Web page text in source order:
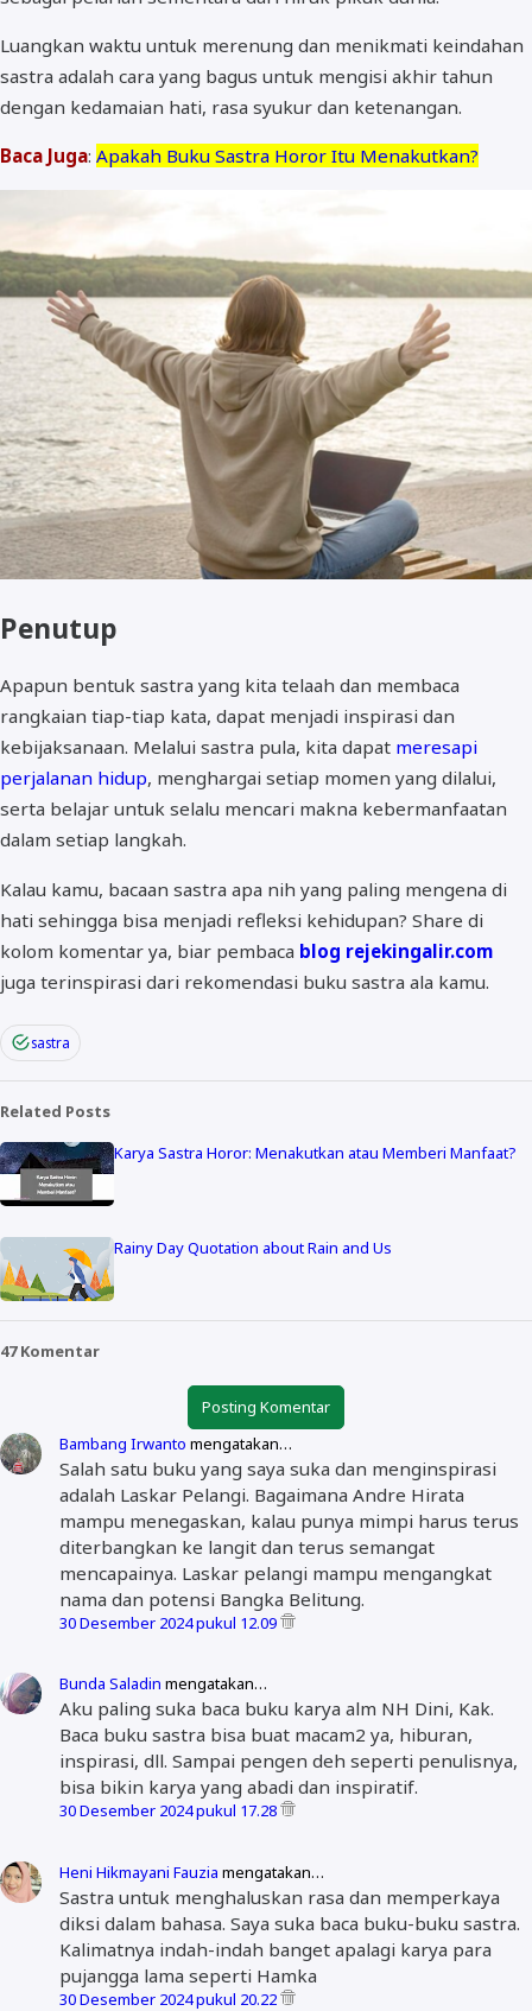
Luangkan waktu untuk merenung dan menikmati keindahan
sastra adalah cara yang bagus untuk mengisi akhir tahun
dengan kedamaian hati, rasa syukur dan ketenangan.
Baca Juga: Apakah Buku Sastra Horor Itu Menakutkan?
Penutup
Apapun bentuk sastra yang kita telaah dan membaca
rangkaian tiap-tiap kata, dapat menjadi inspirasi dan
kebijaksanaan. Melalui sastra pula, kita dapat meresapi
perjalanan hidup, menghargai setiap momen yang dilalui,
serta belajar untuk selalu mencari makna kebermanfaatan
dalam setiap langkah.
Kalau kamu, bacaan sastra apa nih yang paling mengena di
hati sehingga bisa menjadi refleksi kehidupan? Share di
kolom komentar ya, biar pembaca blog rejekingalir.com
juga terinspirasi dari rekomendasi buku sastra ala kamu.
sastra
Related Posts
Karya Sastra Horor: Menakutkan atau Memberi Manfaat?
Rainy Day Quotation about Rain and Us
47 Komentar
Posting Komentar
Bambang Irwanto mengatakan…
Salah satu buku yang saya suka dan menginspirasi
adalah Laskar Pelangi. Bagaimana Andre Hirata
mampu menegaskan, kalau punya mimpi harus terus
diterbangkan ke langit dan terus semangat
mencapainya. Laskar pelangi mampu mengangkat
nama dan potensi Bangka Belitung.
30 Desember 2024 pukul 12.09
Bunda Saladin mengatakan…
Aku paling suka baca buku karya alm NH Dini, Kak.
Baca buku sastra bisa buat macam2 ya, hiburan,
inspirasi, dll. Sampai pengen deh seperti penulisnya,
bisa bikin karya yang abadi dan inspiratif.
30 Desember 2024 pukul 17.28
Heni Hikmayani Fauzia mengatakan…
Sastra untuk menghaluskan rasa dan memperkaya
diksi dalam bahasa. Saya suka baca buku-buku sastra.
Kalimatnya indah-indah banget apalagi karya para
pujangga lama seperti Hamka
30 Desember 2024 pukul 20.22